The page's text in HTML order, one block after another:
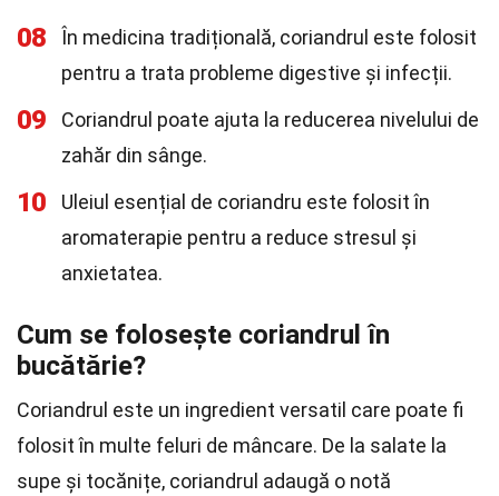
08
În medicina tradițională, coriandrul este folosit
pentru a trata probleme digestive și infecții.
09
Coriandrul poate ajuta la reducerea nivelului de
zahăr din sânge.
10
Uleiul esențial de coriandru este folosit în
aromaterapie pentru a reduce stresul și
anxietatea.
Cum se folosește coriandrul în
bucătărie?
Coriandrul este un ingredient versatil care poate fi
folosit în multe feluri de mâncare. De la salate la
supe și tocănițe, coriandrul adaugă o notă